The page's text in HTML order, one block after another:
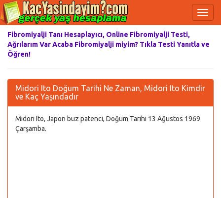
Fibromiyalji Tanı Hesaplayıcı, Online Fibromiyalji Testi,
Ağrılarım Var Acaba Fibromiyalji miyim? Tıkla Testi Yanıtla ve
Öğren!
Midori Ito Doğum Tarihi Ne Zaman, Midori Ito Kimdir
ve Kaç Yaşındadır
Midori Ito, Japon buz patenci, Doğum Tarihi 13 Ağustos 1969
Çarşamba.